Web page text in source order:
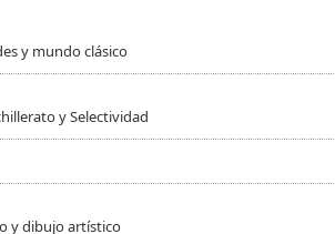
y mundo clásico
y Selectividad
y dibujo artístico